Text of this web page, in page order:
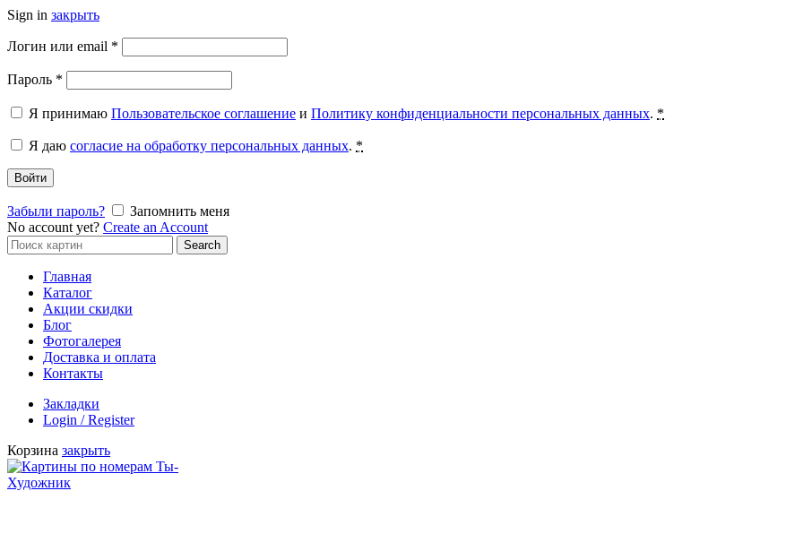
Sign in закрыть
Логин или email *
Пароль *
Я принимаю Пользовательское соглашение и Политику конфиденциальности персональных данных. *
Я даю согласие на обработку персональных данных. *
Войти
Забыли пароль?
Запомнить меня
No account yet? Create an Account
Search
for:
Search
Главная
Каталог
Акции скидки
Блог
Фотогалерея
Доставка и оплата
Контакты
Закладки
Login / Register
Корзина закрыть